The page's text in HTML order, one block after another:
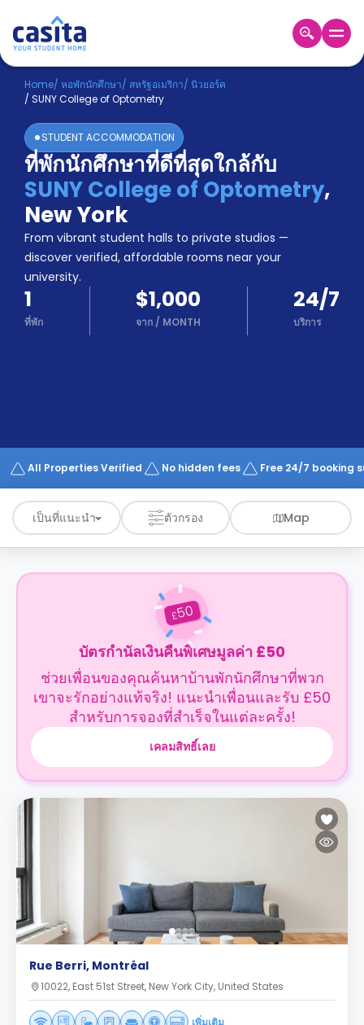
Home TH USD
เข้าสู่
ระบบ
Booking
Accommodation
About
us
Blog
Refer
And
Earn
Become
A
Partner
Help
Works
Home/ หอพักนักศึกษา/ สหรัฐอเมริกา/ นิวยอร์ค
/ SUNY College of Optometry
STUDENT ACCOMMODATION
ที่พักนักศึกษาที่ดีที่สุดใกล้กับ
SUNY College of Optometry,
New York
From vibrant student halls to private studios —
discover verified, affordable rooms near your
university.
1
ที่พัก
$1,000
จาก / MONTH
24/7
บริการ
All Properties Verified No hidden fees Free 24/7 booking
เป็นที่แนะนำ ตัวกรอง Map
£50
บัตรกำนัลเงินคืนพิเศษมูลค่า £50
ช่วยเพื่อนของคุณค้นหาบ้านพักนักศึกษาที่พวก
เขาจะรักอย่างแท้จริง! แนะนำเพื่อนและรับ £50
สำหรับการจองที่สำเร็จในแต่ละครั้ง!
เคลมสิทธิ์เลย
Rue Berri, Montréal
10022, East 51st Street, New York City, United States
เพิ่มเติม